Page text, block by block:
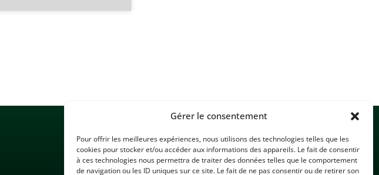
Gérer le consentement
Pour offrir les meilleures expériences, nous utilisons des technologies telles que les
cookies pour stocker et/ou accéder aux informations des appareils. Le fait de consentir
à ces technologies nous permettra de traiter des données telles que le comportement
de navigation ou les ID uniques sur ce site. Le fait de ne pas consentir ou de retirer son